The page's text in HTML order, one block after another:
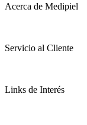
Acerca de Medipiel
Servicio al Cliente
Links de Interés